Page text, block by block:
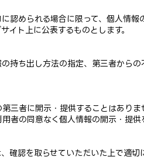
められる場合に限って、個人情報
ト上に公表するものとします。
ち出し方法の指定、第三者から
三者に開示・提供することはあり
の同意なく個人情報の開示・提供
認を取らせていただいた上で適切